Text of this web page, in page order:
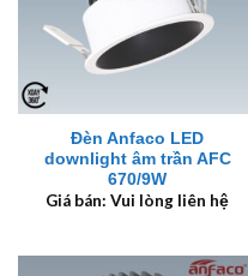
Đèn Anfaco LED
downlight âm trần AFC
670/9W
Giá bán: Vui lòng liên hệ